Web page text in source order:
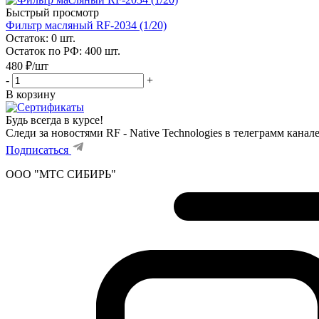
Быстрый просмотр
Фильтр масляный RF-2034 (1/20)
Остаток: 0 шт.
Остаток по РФ: 400 шт.
480 ₽/шт
-
+
В корзину
Будь всегда в курсе!
Следи за новостями RF - Native Technologies в телеграмм канале
Подписаться
ООО "МТС СИБИРЬ"